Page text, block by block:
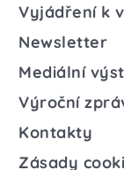
Vyjádření k
Newsletter
Mediální
Výroční
Kontakty
Zásady